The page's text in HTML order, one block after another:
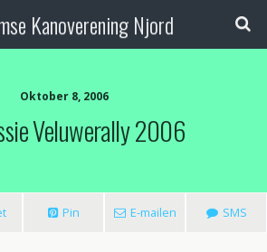
Kanoverening Njord
Oktober 8, 2006
Veluwerally 2006
Pin E-mailen SMS